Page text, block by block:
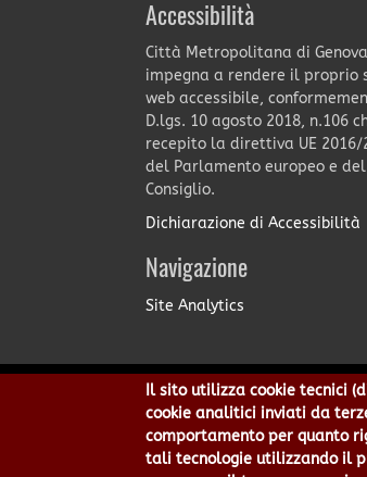
Accessibilità
Città Metropolitana di
impegna a rendere il proprio
web accessibile,
D.lgs. 10 agosto 2018, n.106
recepito la direttiva UE 2016/
del Parlamento europeo e del
Consiglio.
Dichiarazione di Accessibilità
Navigazione
Site Analytics
Città
Centralino
Il sito utilizza cookie tecnici
cookie analitici inviati da
comportamento per quanto
tali tecnologie utilizzando il